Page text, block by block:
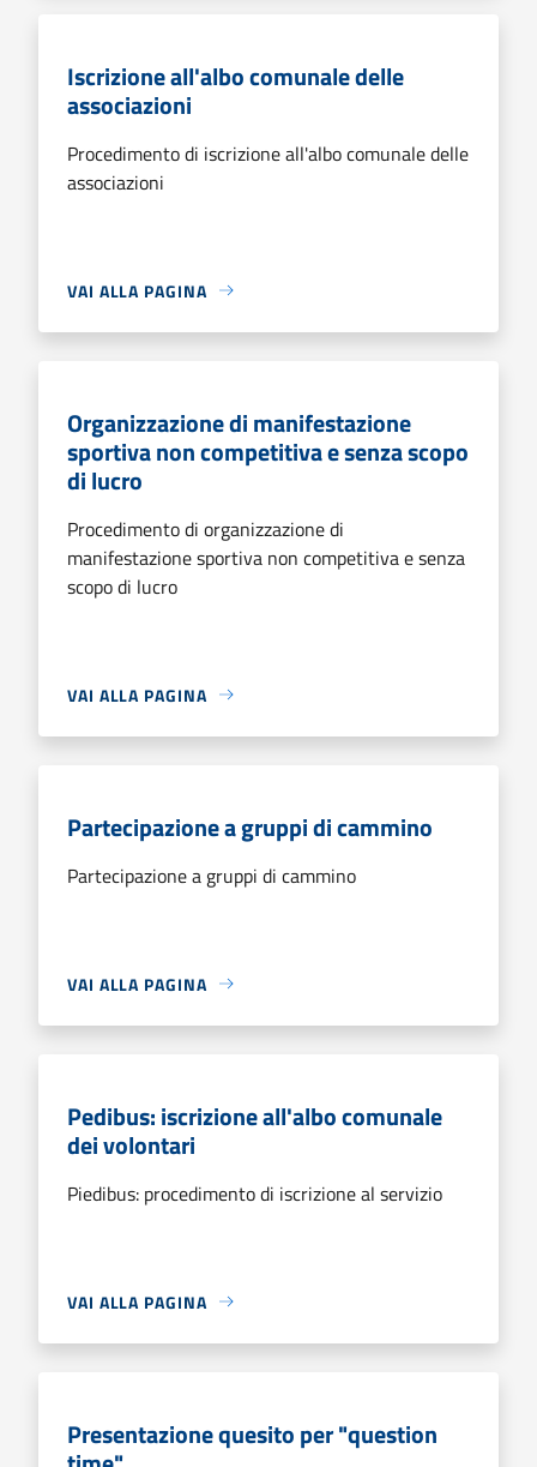
Iscrizione all'albo comunale delle
associazioni
Procedimento di iscrizione all'albo comunale delle
associazioni
VAI ALLA PAGINA
Organizzazione di manifestazione
sportiva non competitiva e senza scopo
di lucro
Procedimento di organizzazione di
manifestazione sportiva non competitiva e senza
scopo di lucro
VAI ALLA PAGINA
Partecipazione a gruppi di cammino
Partecipazione a gruppi di cammino
VAI ALLA PAGINA
Pedibus: iscrizione all'albo comunale
dei volontari
Piedibus: procedimento di iscrizione al servizio
VAI ALLA PAGINA
Presentazione quesito per "question